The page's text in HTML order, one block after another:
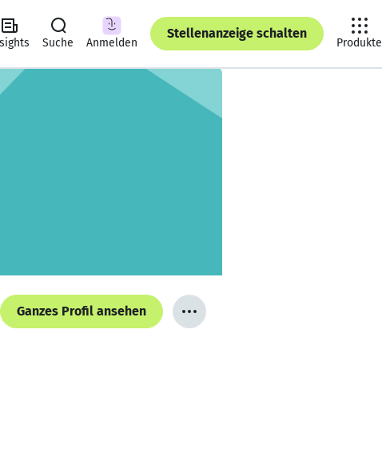
Suche Anmelden
Stellenanzeige schalten
Produkte
Ganzes Profil ansehen